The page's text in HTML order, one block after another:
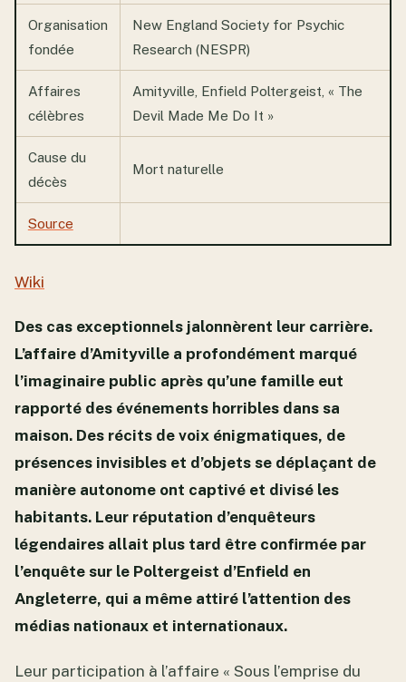
Organisation
fondée
New England Society for Psychic
Research (NESPR)
Affaires
célèbres
Amityville, Enfield Poltergeist, « The
Devil Made Me Do It »
Cause du
décès
Mort naturelle
Source
Wiki
Des cas exceptionnels jalonnèrent leur carrière.
L’affaire d’Amityville a profondément marqué
l’imaginaire public après qu’une famille eut
rapporté des événements horribles dans sa
maison. Des récits de voix énigmatiques, de
présences invisibles et d’objets se déplaçant de
manière autonome ont captivé et divisé les
habitants. Leur réputation d’enquêteurs
légendaires allait plus tard être confirmée par
l’enquête sur le Poltergeist d’Enfield en
Angleterre, qui a même attiré l’attention des
médias nationaux et internationaux.
Leur participation à l’affaire « Sous l’emprise du